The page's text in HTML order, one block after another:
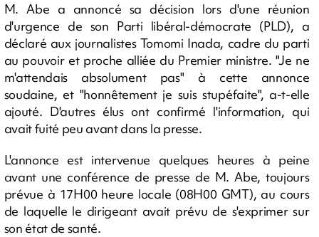
M. Abe a annoncé sa décision lors d'une réunion
d'urgence de son Parti libéral-démocrate (PLD), a
déclaré aux journalistes Tomomi Inada, cadre du parti
au pouvoir et proche alliée du Premier ministre. "Je ne
m'attendais absolument pas" à cette annonce
soudaine, et "honnêtement je suis stupéfaite", a-t-elle
ajouté. D'autres élus ont confirmé l'information, qui
avait fuité peu avant dans la presse.
L'annonce est intervenue quelques heures à peine
avant une conférence de presse de M. Abe, toujours
prévue à 17H00 heure locale (08H00 GMT), au cours
de laquelle le dirigeant avait prévu de s'exprimer sur
son état de santé.